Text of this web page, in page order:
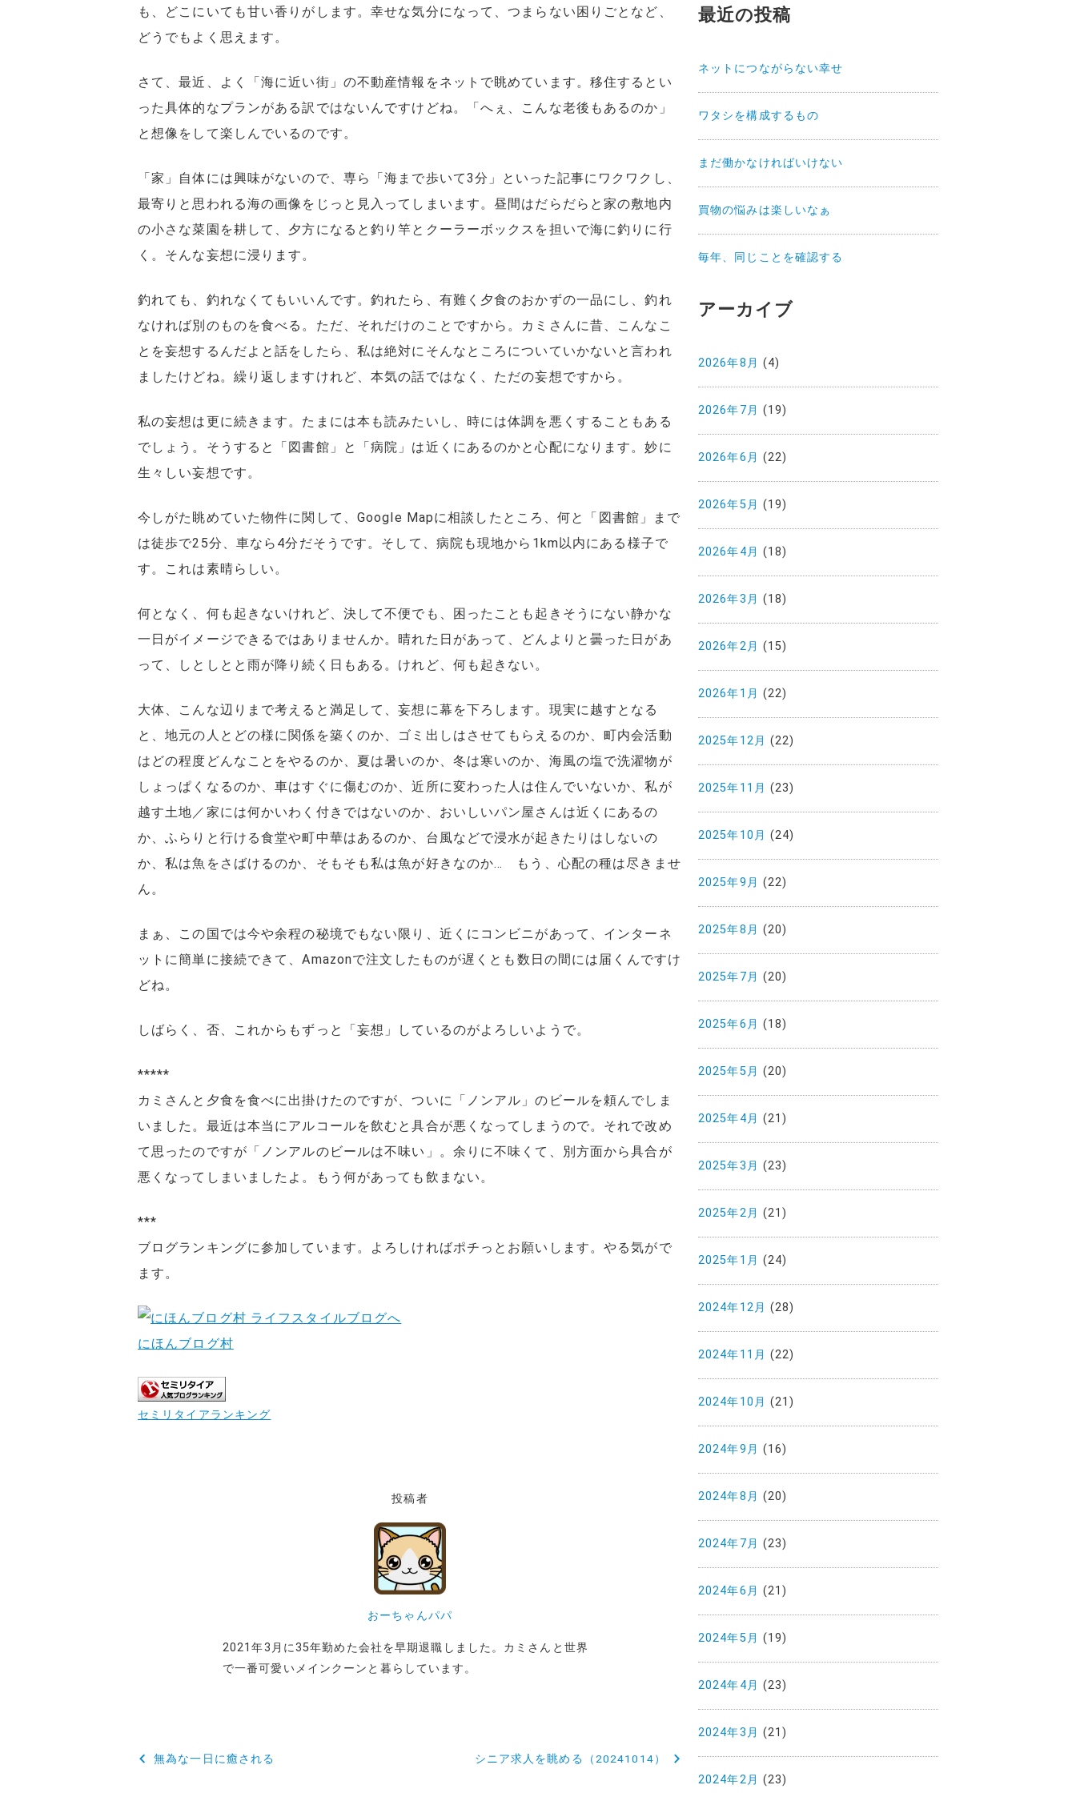
も、どこにいても甘い香りがします。幸せな気分になって、つまらない困りごとなど、
どうでもよく思えます。
さて、最近、よく「海に近い街」の不動産情報をネットで眺めています。移住するとい
った具体的なプランがある訳ではないんですけどね。「へぇ、こんな老後もあるのか」
と想像をして楽しんでいるのです。
「家」自体には興味がないので、専ら「海まで歩いて3分」といった記事にワクワクし、
最寄りと思われる海の画像をじっと見入ってしまいます。昼間はだらだらと家の敷地内
の小さな菜園を耕して、夕方になると釣り竿とクーラーボックスを担いで海に釣りに行
く。そんな妄想に浸ります。
釣れても、釣れなくてもいいんです。釣れたら、有難く夕食のおかずの一品にし、釣れ
なければ別のものを食べる。ただ、それだけのことですから。カミさんに昔、こんなこ
とを妄想するんだよと話をしたら、私は絶対にそんなところについていかないと言われ
ましたけどね。繰り返しますけれど、本気の話ではなく、ただの妄想ですから。
私の妄想は更に続きます。たまには本も読みたいし、時には体調を悪くすることもある
でしょう。そうすると「図書館」と「病院」は近くにあるのかと心配になります。妙に
生々しい妄想です。
今しがた眺めていた物件に関して、Google Mapに相談したところ、何と「図書館」まで
は徒歩で25分、車なら4分だそうです。そして、病院も現地から1km以内にある様子で
す。これは素晴らしい。
何となく、何も起きないけれど、決して不便でも、困ったことも起きそうにない静かな
一日がイメージできるではありませんか。晴れた日があって、どんよりと曇った日があ
って、しとしとと雨が降り続く日もある。けれど、何も起きない。
大体、こんな辺りまで考えると満足して、妄想に幕を下ろします。現実に越すとなる
と、地元の人とどの様に関係を築くのか、ゴミ出しはさせてもらえるのか、町内会活動
はどの程度どんなことをやるのか、夏は暑いのか、冬は寒いのか、海風の塩で洗濯物が
しょっぱくなるのか、車はすぐに傷むのか、近所に変わった人は住んでいないか、私が
越す土地／家には何かいわく付きではないのか、おいしいパン屋さんは近くにあるの
か、ふらりと行ける食堂や町中華はあるのか、台風などで浸水が起きたりはしないの
か、私は魚をさばけるのか、そもそも私は魚が好きなのか… もう、心配の種は尽きませ
ん。
まぁ、この国では今や余程の秘境でもない限り、近くにコンビニがあって、インターネ
ットに簡単に接続できて、Amazonで注文したものが遅くとも数日の間には届くんですけ
どね。
しばらく、否、これからもずっと「妄想」しているのがよろしいようで。
*****
カミさんと夕食を食べに出掛けたのですが、ついに「ノンアル」のビールを頼んでしま
いました。最近は本当にアルコールを飲むと具合が悪くなってしまうので。それで改め
て思ったのですが「ノンアルのビールは不味い」。余りに不味くて、別方面から具合が
悪くなってしまいましたよ。もう何があっても飲まない。
***
ブログランキングに参加しています。よろしければポチっとお願いします。やる気がで
ます。
にほんブログ村
セミリタイアランキング
投稿者
おーちゃんパパ
2021年3月に35年勤めた会社を早期退職しました。カミさんと世界
で一番可愛いメインクーンと暮らしています。
投
無為な一日に癒される シニア求人を眺める（20241014）
最近の投稿
ネットにつながらない幸せ
ワタシを構成するもの
まだ働かなければいけない
買物の悩みは楽しいなぁ
毎年、同じことを確認する
アーカイブ
2026年8月 (4)
2026年7月 (19)
2026年6月 (22)
2026年5月 (19)
2026年4月 (18)
2026年3月 (18)
2026年2月 (15)
2026年1月 (22)
2025年12月 (22)
2025年11月 (23)
2025年10月 (24)
2025年9月 (22)
2025年8月 (20)
2025年7月 (20)
2025年6月 (18)
2025年5月 (20)
2025年4月 (21)
2025年3月 (23)
2025年2月 (21)
2025年1月 (24)
2024年12月 (28)
2024年11月 (22)
2024年10月 (21)
2024年9月 (16)
2024年8月 (20)
2024年7月 (23)
2024年6月 (21)
2024年5月 (19)
2024年4月 (23)
2024年3月 (21)
2024年2月 (23)